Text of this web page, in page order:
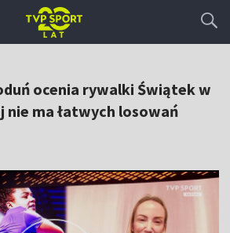
ocenia rywalki Świątek w
nie ma łatwych losowań